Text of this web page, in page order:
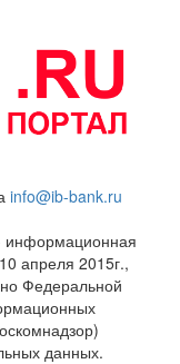
info@ib-bank.ru
информационная
апреля 2015г.,
Федеральной
данных.